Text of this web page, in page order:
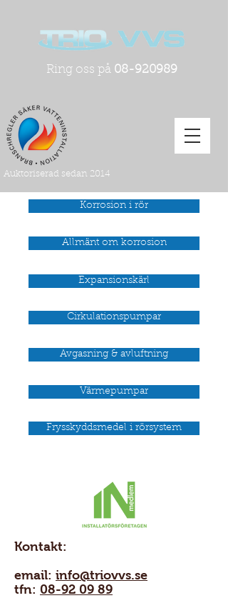
Ring oss på 08-920989
Auktoriserad sedan 2014
Korrosion i rör
Allmänt om korrosion
Expansionskärl
Cirkulationspumpar
Avgasning & avluftning
Värmepumpar
Frysskyddsmedel i rörsystem
Kontakt:
email: info@triovvs.se
tfn: 08-92 09 89